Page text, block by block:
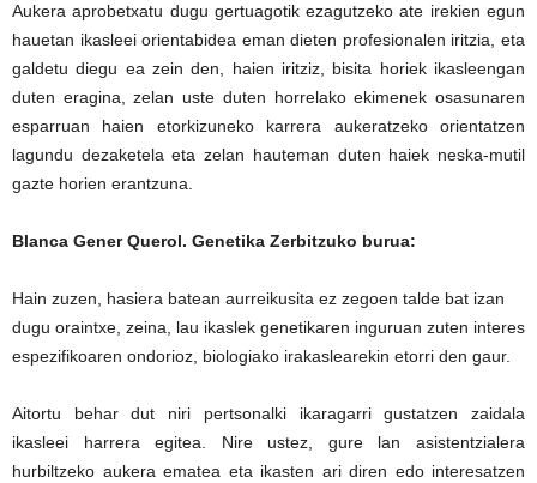
Aukera aprobetxatu dugu gertuagotik ezagutzeko ate irekien egun
hauetan ikasleei orientabidea eman dieten profesionalen iritzia, eta
galdetu diegu ea zein den, haien iritziz, bisita horiek ikasleengan
duten eragina, zelan uste duten horrelako ekimenek osasunaren
esparruan haien etorkizuneko karrera aukeratzeko orientatzen
lagundu dezaketela eta zelan hauteman duten haiek neska-mutil
gazte horien erantzuna.
Blanca Gener Querol. Genetika Zerbitzuko burua:
Hain zuzen, hasiera batean aurreikusita ez zegoen talde bat izan
dugu oraintxe, zeina, lau ikaslek genetikaren inguruan zuten interes
espezifikoaren ondorioz, biologiako irakaslearekin etorri den gaur.
Aitortu behar dut niri pertsonalki ikaragarri gustatzen zaidala
ikasleei harrera egitea. Nire ustez, gure lan asistentzialera
hurbiltzeko aukera ematea eta ikasten ari diren edo interesatzen